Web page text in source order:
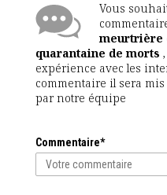
Vous
meurtrière
quarantaine de morts
expérience avec les
commentaire il sera
par notre équipe
Commentaire*